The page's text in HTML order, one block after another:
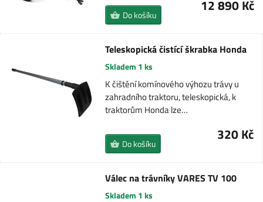
12 890 Kč
Do košíku
Teleskopická čistící škrabka Honda
Skladem 1 ks
K čištění komínového výhozu trávy u
zahradního traktoru, teleskopická, k
traktorům Honda lze…
320 Kč
Do košíku
Válec na trávníky VARES TV 100
Skladem 1 ks